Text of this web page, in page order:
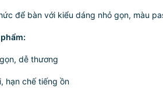
để bàn với kiểu dáng nhỏ gọn, màu
dễ thương
hạn chế tiếng ồn